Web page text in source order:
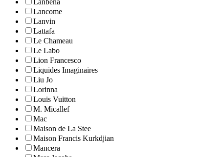
Lanbena
Lancome
Lanvin
Lattafa
Le Chameau
Le Labo
Lion Francesco
Liquides Imaginaires
Liu Jo
Lorinna
Louis Vuitton
M. Micallef
Mac
Maison de La Stee
Maison Francis Kurkdjian
Mancera